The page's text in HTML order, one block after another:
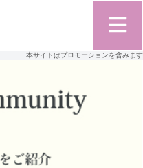
本サイトはプロモーションを含みます